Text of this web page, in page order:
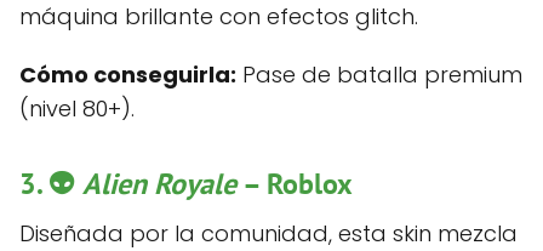
máquina brillante con efectos glitch.
Cómo conseguirla: Pase de batalla premium
(nivel 80+).
3. 👽Alien Royale– Roblox
Diseñada por la comunidad, esta skin mezcla